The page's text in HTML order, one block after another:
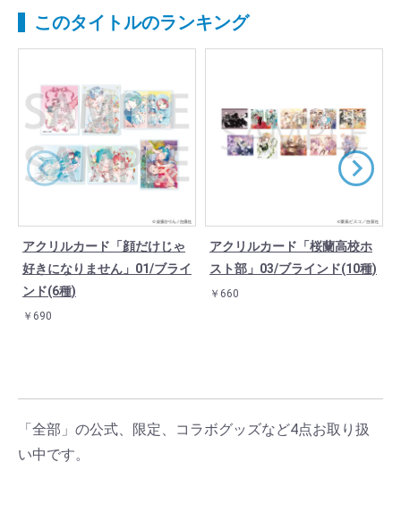
このタイトルのランキング
アクリルカード「顔だけじゃ
好きになりません」01/ブライ
ンド(6種)
￥690
アクリルカード「桜蘭高校ホ
スト部」03/ブラインド(10種)
￥660
「全部」の公式、限定、コラボグッズなど4点お取り扱
い中です。